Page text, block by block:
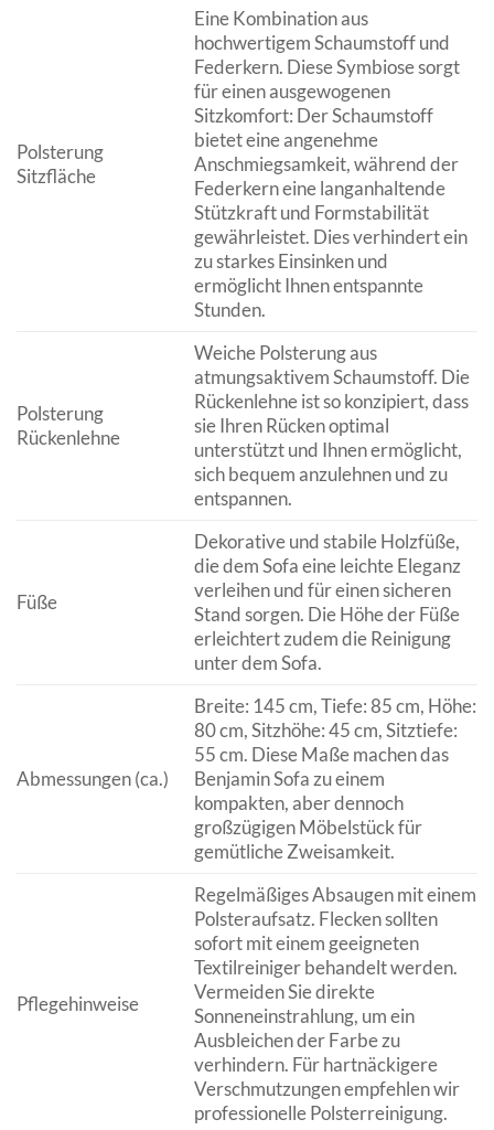
Polsterung
Sitzfläche
Eine Kombination aus
hochwertigem Schaumstoff und
Federkern. Diese Symbiose sorgt
für einen ausgewogenen
Sitzkomfort: Der Schaumstoff
bietet eine angenehme
Anschmiegsamkeit, während der
Federkern eine langanhaltende
Stützkraft und Formstabilität
gewährleistet. Dies verhindert ein
zu starkes Einsinken und
ermöglicht Ihnen entspannte
Stunden.
Polsterung
Rückenlehne
Weiche Polsterung aus
atmungsaktivem Schaumstoff. Die
Rückenlehne ist so konzipiert, dass
sie Ihren Rücken optimal
unterstützt und Ihnen ermöglicht,
sich bequem anzulehnen und zu
entspannen.
Füße
Dekorative und stabile Holzfüße,
die dem Sofa eine leichte Eleganz
verleihen und für einen sicheren
Stand sorgen. Die Höhe der Füße
erleichtert zudem die Reinigung
unter dem Sofa.
Abmessungen (ca.)
Breite: 145 cm, Tiefe: 85 cm, Höhe:
80 cm, Sitzhöhe: 45 cm, Sitztiefe:
55 cm. Diese Maße machen das
Benjamin Sofa zu einem
kompakten, aber dennoch
großzügigen Möbelstück für
gemütliche Zweisamkeit.
Pflegehinweise
Regelmäßiges Absaugen mit einem
Polsteraufsatz. Flecken sollten
sofort mit einem geeigneten
Textilreiniger behandelt werden.
Vermeiden Sie direkte
Sonneneinstrahlung, um ein
Ausbleichen der Farbe zu
verhindern. Für hartnäckigere
Verschmutzungen empfehlen wir
professionelle Polsterreinigung.